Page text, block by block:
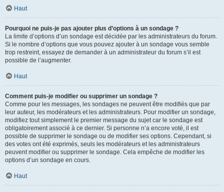
Haut
Pourquoi ne puis-je pas ajouter plus d’options à un sondage ?
La limite d’options d’un sondage est décidée par les administrateurs du forum.
Si le nombre d’options que vous pouvez ajouter à un sondage vous semble
trop restreint, essayez de demander à un administrateur du forum s’il est
possible de l’augmenter.
Haut
Comment puis-je modifier ou supprimer un sondage ?
Comme pour les messages, les sondages ne peuvent être modifiés que par
leur auteur, les modérateurs et les administrateurs. Pour modifier un sondage,
modifiez tout simplement le premier message du sujet car le sondage est
obligatoirement associé à ce dernier. Si personne n’a encore voté, il est
possible de supprimer le sondage ou de modifier ses options. Cependant, si
des votes ont été exprimés, seuls les modérateurs et les administrateurs
peuvent modifier ou supprimer le sondage. Cela empêche de modifier les
options d’un sondage en cours.
Haut